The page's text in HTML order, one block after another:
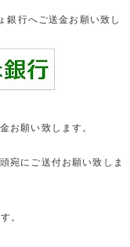
銀行へご送金お願い致し
お願い致します。
宛にご送付お願い致しま
。